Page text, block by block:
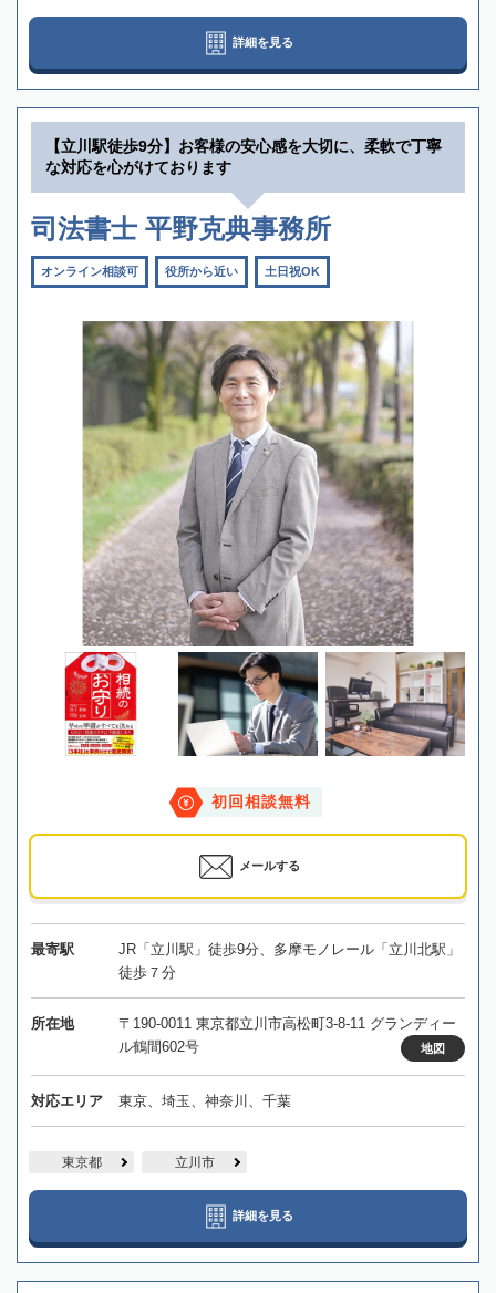
詳細を見る
【立川駅徒歩9分】お客様の安心感を大切に、柔軟で丁寧
な対応を心がけております
司法書士 平野克典事務所
オンライン相談可 役所から近い 土日祝OK
初回相談無料
メールする
最寄駅
JR「立川駅」徒歩9分、多摩モノレール「立川北駅」
徒歩７分
所在地
〒190-0011 東京都立川市高松町3-8-11 グランディー
ル鶴間602号
地図
対応エリア 東京、埼玉、神奈川、千葉
東京都 立川市
詳細を見る